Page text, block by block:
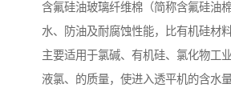
含氟硅油玻璃纤维棉（简称含氟硅油
水、防油及耐腐蚀性能，比有机硅材料
主要适用于氯碱、有机硅、氯化物工
液氯、的质量，使进入透平机的含水